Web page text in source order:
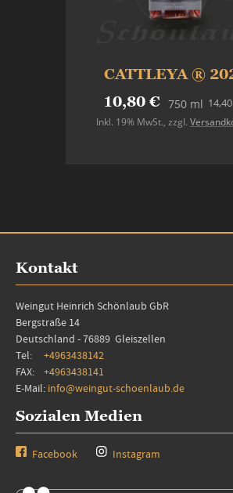
CATTLEYA ®
10,80 € 750 ml
Inkl. 19% MwSt., zzgl.
Kontakt
Weingut Heinrich Schönlaub GbR
Bergstraße 14
Deutschland - 76889 Gleiszellen
Tel: +4963438142
FAX: +4963438141
E-Mail: info@weingut-schoenlaub.de
Sozialen Medien
Facebook Instagram